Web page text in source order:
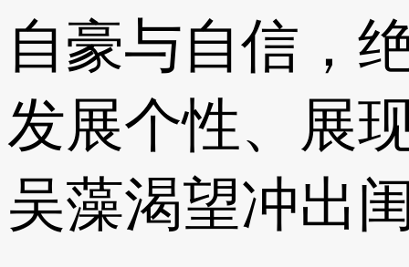
自豪与自信，
发展个性、展
吴藻渴望冲出